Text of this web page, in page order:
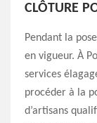
CLÔTURE
Pendant la
en vigueur. À
services
procéder à la
d’artisans